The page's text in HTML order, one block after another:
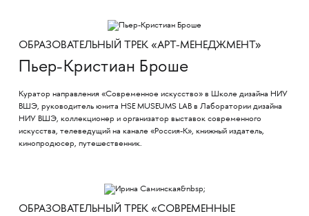
ОБРАЗОВАТЕЛЬНЫЙ ТРЕК «АРТ-МЕНЕДЖМЕНТ»
Пьер-Кристиан Броше
Куратор направления «Современное искусство» в Школе дизайна НИУ
ВШЭ, руководитель юнита HSE MUSEUMS LAB в Лаборатории дизайна
НИУ ВШЭ, коллекционер и организатор выставок современного
искусства, телеведущий на канале «Россия-К», книжный издатель,
кинопродюсер, путешественник.
ОБРАЗОВАТЕЛЬНЫЙ ТРЕК «СОВРЕМЕННЫЕ